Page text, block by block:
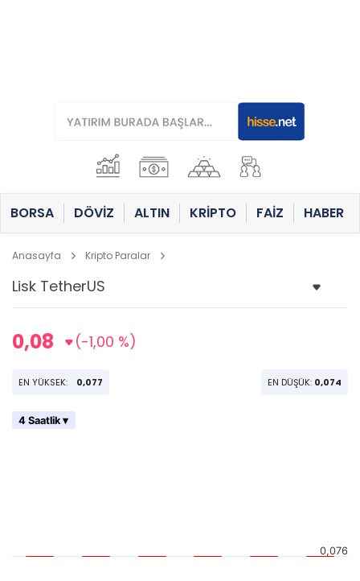
BORSA DÖVİZ ALTIN KRİPTO FAİZ HABER
Anasayfa Kripto Paralar
0,08 (-1,00 %)
EN YÜKSEK: 0,077 EN DÜŞÜK: 0,074
4 Saatlik ▾
0,076